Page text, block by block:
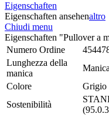
Eigenschaften
Eigenschaften ansehenaltro
Chiudi menu
Eigenschaften "Pullover a
Numero Ordine
Lunghezza della
manica
Colore
Grigio
Sostenibilità